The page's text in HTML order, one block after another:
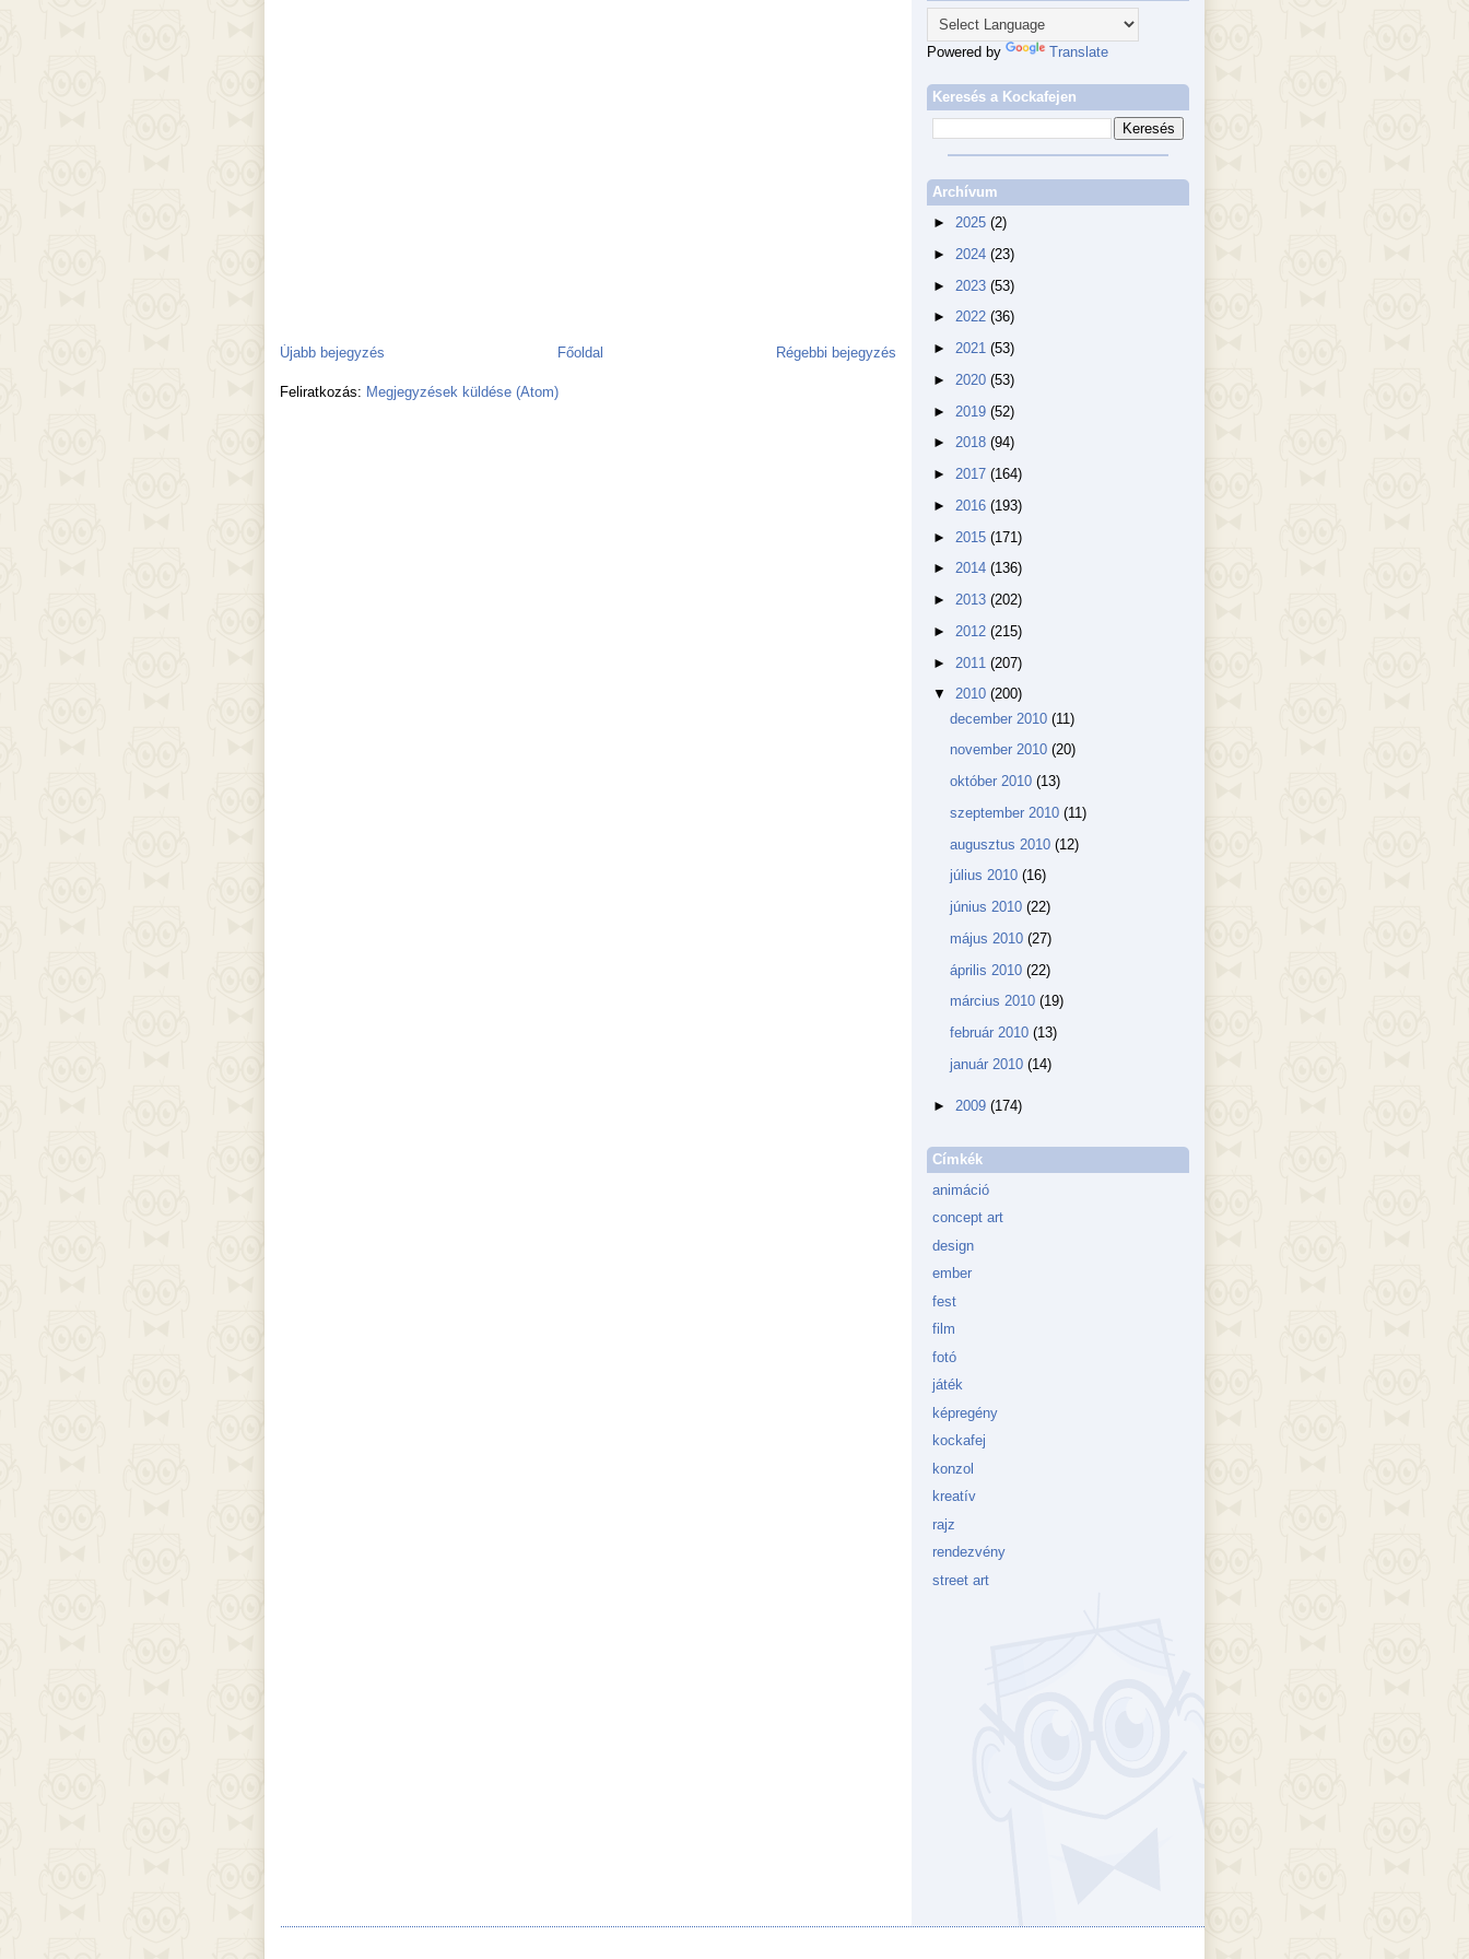
Újabb bejegyzés Régebbi bejegyzés
Főoldal
Feliratkozás: Megjegyzések küldése (Atom)
Powered by Translate
Keresés a Kockafejen
Archívum
► 2025 (2)
► 2024 (23)
► 2023 (53)
► 2022 (36)
► 2021 (53)
► 2020 (53)
► 2019 (52)
► 2018 (94)
► 2017 (164)
► 2016 (193)
► 2015 (171)
► 2014 (136)
► 2013 (202)
► 2012 (215)
► 2011 (207)
▼ 2010 (200)
december 2010 (11)
november 2010 (20)
október 2010 (13)
szeptember 2010 (11)
augusztus 2010 (12)
július 2010 (16)
június 2010 (22)
május 2010 (27)
április 2010 (22)
március 2010 (19)
február 2010 (13)
január 2010 (14)
► 2009 (174)
Címkék
animáció
concept art
design
ember
fest
film
fotó
játék
képregény
kockafej
konzol
kreatív
rajz
rendezvény
street art